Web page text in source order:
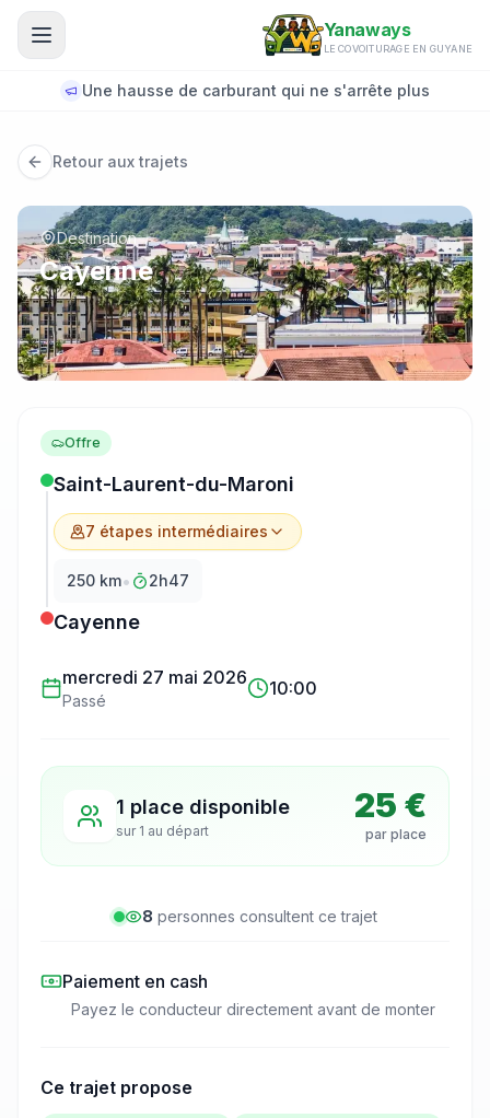
Aller au contenu principal
Yanaways
LE COVOITURAGE EN GUYANE
Une hausse de carburant qui ne s'arrête plus
Retour aux trajets
Destination
Cayenne
Offre
Saint-Laurent-du-Maroni
7 étapes intermédiaires
250 km• 2h47
Cayenne
mercredi 27 mai 2026
Passé
10:00
1 place disponible
sur 1 au départ
25 €
par place
8 personnes consultentce trajet
Paiement en cash
Payez le conducteur directement avant de monter
Ce trajet propose